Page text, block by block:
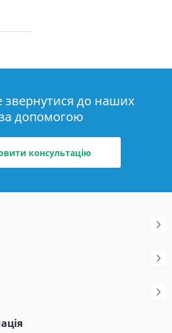
звернутися до наших
допомогою
консультацію